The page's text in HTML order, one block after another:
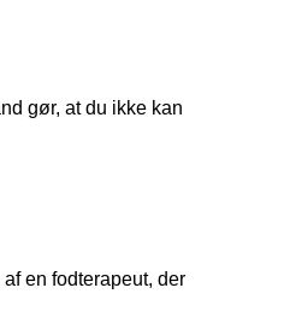
gør, at du ikke kan
en fodterapeut, der